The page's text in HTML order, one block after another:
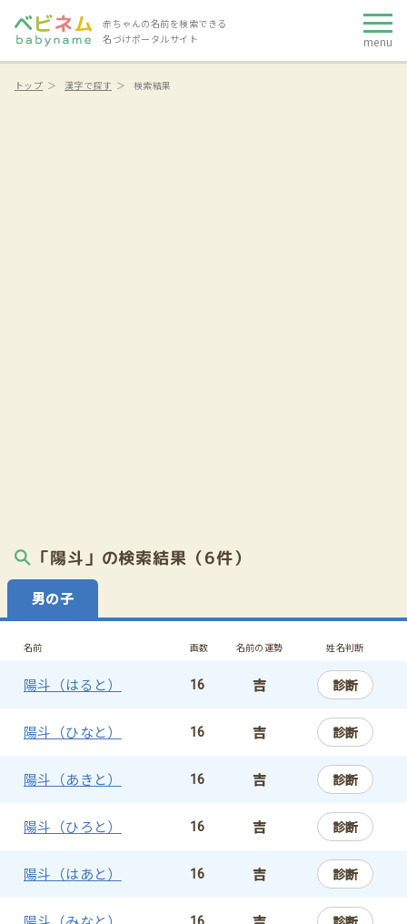
赤ちゃんの名前を検索できる
名づけポータルサイト
menu
トップ 漢字で探す 検索結果
「陽斗」の検索結果（6件）
男の子
名前 画数 名前の運勢 姓名判断
陽斗（はると） 16 吉 診断
陽斗（ひなと） 16 吉 診断
陽斗（あきと） 16 吉 診断
陽斗（ひろと） 16 吉 診断
陽斗（はあと） 16 吉 診断